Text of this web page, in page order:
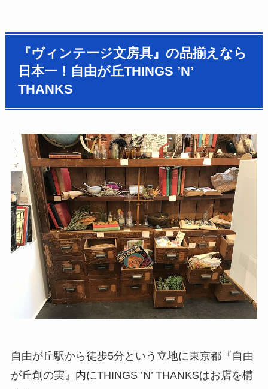
『ヴィンテージ文房具』の品揃えなら
日本一！自由が丘THINGS ’N’
THANKS
自由が丘駅から徒歩5分という立地に東京都『自由
が丘創の実』内にTHINGS ’N’ THANKSはお店を構